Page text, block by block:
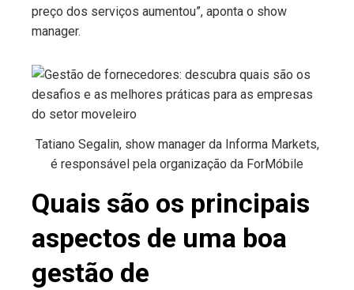
preço dos serviços aumentou”, aponta o show
manager.
Tatiano Segalin, show manager da Informa Markets,
é responsável pela organização da ForMóbile
Quais são os principais
aspectos de uma boa
gestão de